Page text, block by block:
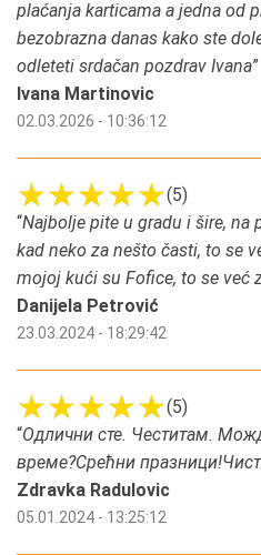
plaćanja karticama a jedna od
bezobrazna danas kako ste
odleteti srdačan pozdrav Ivana”
Ivana Martinovic
02.03.2026 - 10:36:12
(5)
“Najbolje pite u gradu i šire, na
kad neko za nešto časti, to se
mojoj kući su Fofice, to se već
Danijela Petrović
23.03.2024 - 18:29:42
(5)
“Одлични сте. Честитам.
време?Срећни
Zdravka Radulovic
05.01.2024 - 13:25:12